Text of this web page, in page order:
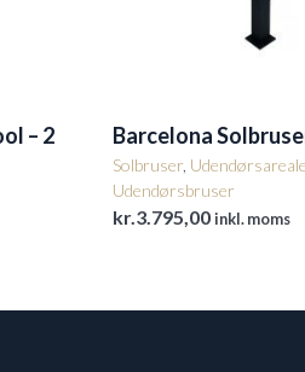
– 2
Barcelona
Solbruser
Udendørsbruser
kr.3.795,00inkl. moms